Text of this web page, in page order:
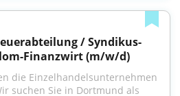
/ Syndikus-
Finanzwirt (m/w/d)
die Einzelhandelsunternehmen